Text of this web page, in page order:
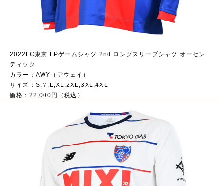
2022FC東京 FPゲームシャツ 2nd ロングスリーブシャツ オーセン
ティック
カラー：AWY（アウェイ）
サイズ：S,M,L,XL,2XL,3XL,4XL
価格：22,000円（税込）